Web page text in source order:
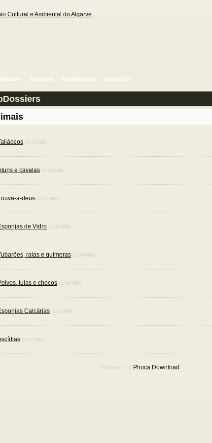
Notícias Publicações About Us
(3.43 MB)
e cavalas (1.65 MB)
a-deus (3.31 MB)
de Vidro (1.30 MB)
raias e quimeras (1.46 MB)
lulas e chocos (2.79 MB)
Calcárias (1.48 MB)
(3.65 MB)
Powered by Phoca Download